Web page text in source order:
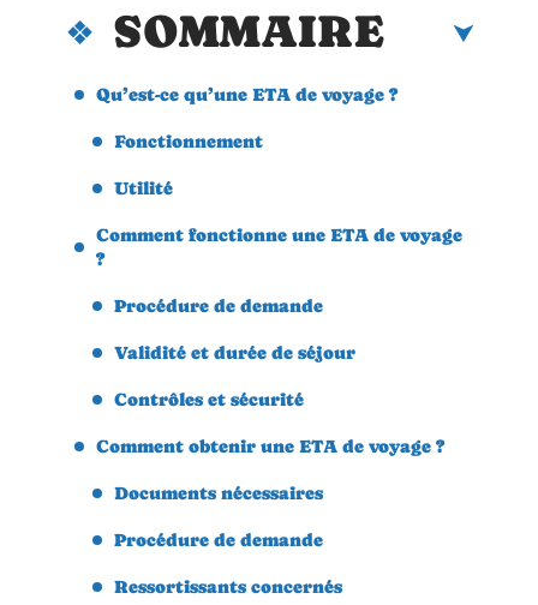
SOMMAIRE
Qu’est-ce qu’une ETA de voyage ?
Fonctionnement
Utilité
Comment fonctionne une ETA de voyage
?
Procédure de demande
Validité et durée de séjour
Contrôles et sécurité
Comment obtenir une ETA de voyage ?
Documents nécessaires
Procédure de demande
Ressortissants concernés